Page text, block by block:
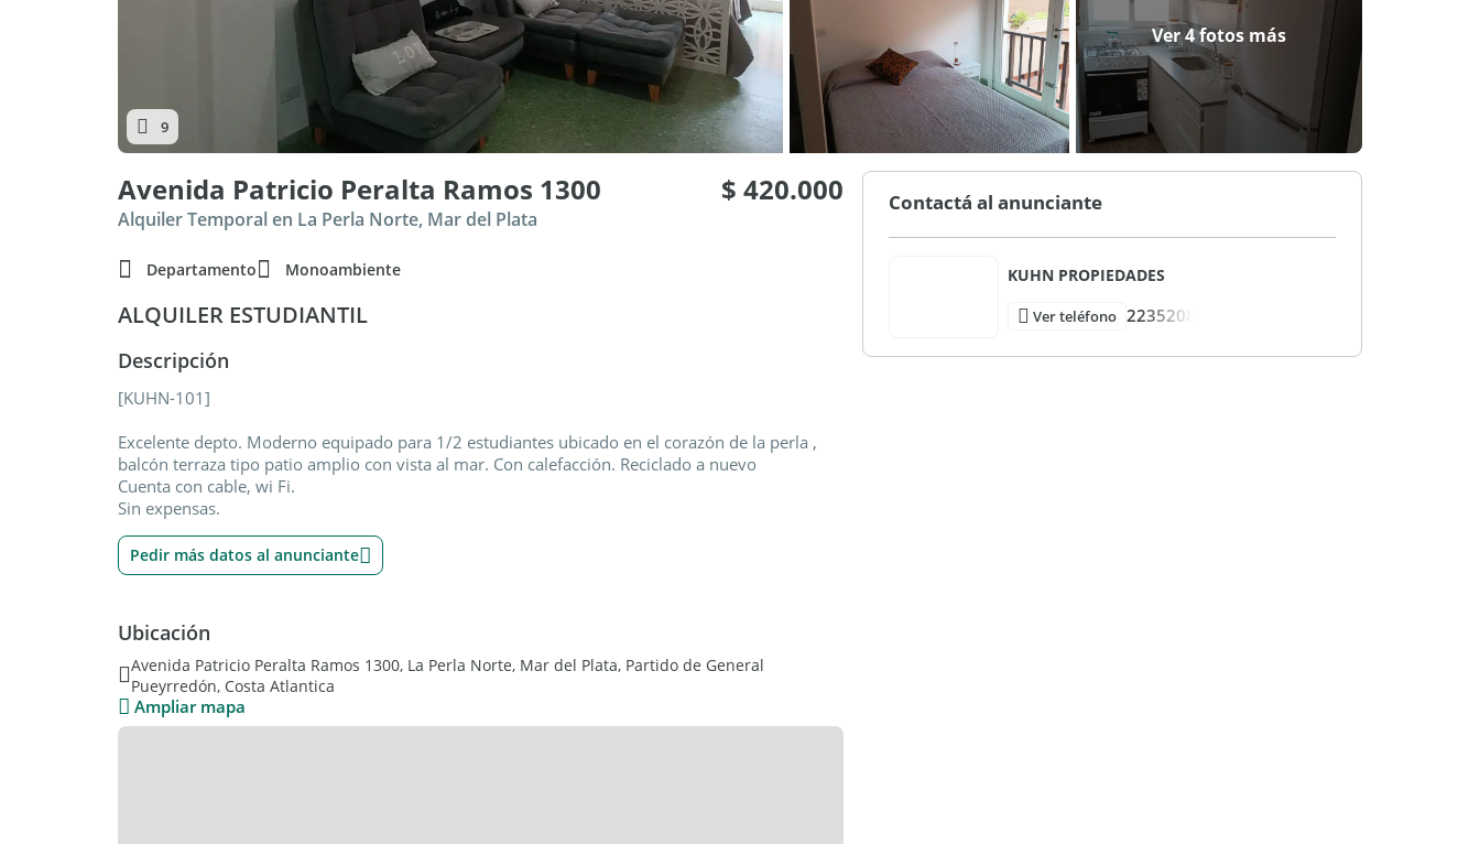
Ver 4 fotos más
9
Avenida Patricio Peralta Ramos 1300 $ 420.000
Alquiler Temporal en La Perla Norte, Mar del Plata
Departamento Monoambiente
ALQUILER ESTUDIANTIL
Descripción
[KUHN-101]
Excelente depto. Moderno equipado para 1/2 estudiantes ubicado en el corazón de la perla ,
balcón terraza tipo patio amplio con vista al mar. Con calefacción. Reciclado a nuevo
Cuenta con cable, wi Fi.
Sin expensas.
Pedir más datos al anunciante
Ubicación
Avenida Patricio Peralta Ramos 1300, La Perla Norte, Mar del Plata, Partido de General
Pueyrredón, Costa Atlantica
Ampliar mapa
Contactá al anunciante
KUHN PROPIEDADES
Ver teléfono 2235208